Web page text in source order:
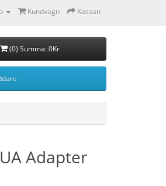
Kundvagn Kassan
(0) Summa: 0Kr
Adapter